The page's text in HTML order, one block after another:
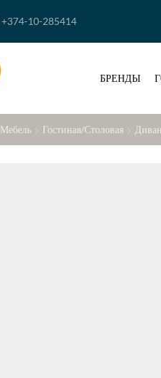
+374-10-285414
БРЕНДЫ
Мебель Гостиная/Столовая